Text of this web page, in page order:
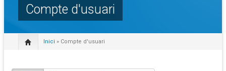
Compte d'usuari
Inici » Compte d'usuari